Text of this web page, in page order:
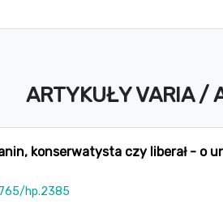
ARTYKUŁY VARIA /
konserwatysta czy liberał - o
hp.2385